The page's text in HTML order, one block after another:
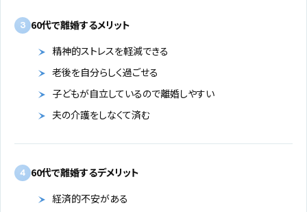
3 60代で離婚するメリット
精神的ストレスを軽減できる
老後を自分らしく過ごせる
子どもが自立しているので離婚しやすい
夫の介護をしなくて済む
4 60代で離婚するデメリット
経済的不安がある